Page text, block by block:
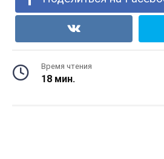
Время чтения
18 мин.